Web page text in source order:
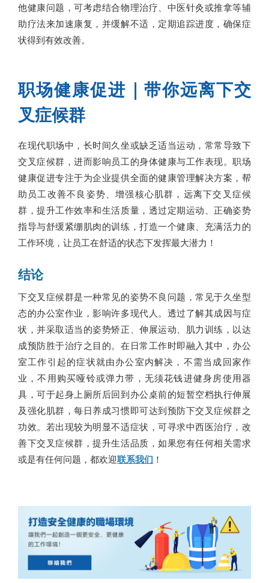
他健康问题，可考虑结合物理治疗、中医针灸或推拿等辅
助疗法来加速康复，并缓解不适，定期追踪进度，确保症
状得到有效改善。
职场健康促进｜带你远离下交
叉症候群
在现代职场中，长时间久坐或缺乏适当运动，常常导致下
交叉症候群，进而影响员工的身体健康与工作表现。职场
健康促进专注于为企业提供全面的健康管理解决方案，帮
助员工改善不良姿势、增强核心肌群，远离下交叉症候
群，提升工作效率和生活质量，透过定期运动、正确姿势
指导与舒缓紧绷肌肉的训练，打造一个健康、充满活力的
工作环境，让员工在舒适的状态下发挥最大潜力！
结论
下交叉症候群是一种常见的姿势不良问题，常见于久坐型
态的办公室作业，影响许多现代人。透过了解其成因与症
状，并采取适当的姿势矫正、伸展运动、肌力训练，以达
成预防胜于治疗之目的。在日常工作时即融入其中，办公
室工作引起的症状就由办公室内解决，不需当成回家作
业，不用购买哑铃或弹力带，无须花钱进健身房使用器
具，可于起身上厕所后回到办公桌前的短暂空档执行伸展
及强化肌群，每日养成习惯即可达到预防下交叉症候群之
功效。若出现较为明显不适症状，可寻求中西医治疗，改
善下交叉症候群，提升生活品质，如果您有任何相关需求
或是有任何问题，都欢迎联系我们 ！